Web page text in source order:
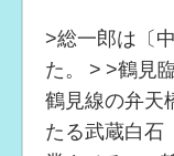
>総一郎は〔
た。 > >鶴見
鶴見線の弁天
たる武蔵白石